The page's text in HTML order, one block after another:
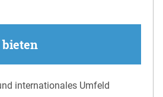
internationales Umfeld